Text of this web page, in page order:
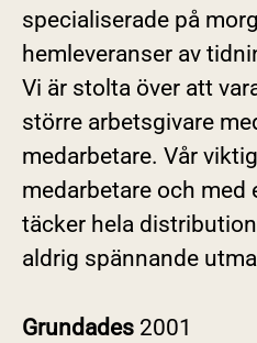
specialiserade på
hemleveranser av
Vi är stolta över att
större arbetsgivare
medarbetare. Vår
medarbetare och med
täcker hela
aldrig spännande
Grundades 2001